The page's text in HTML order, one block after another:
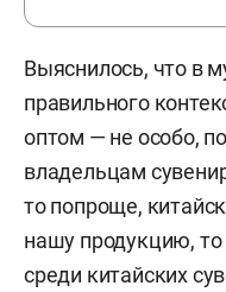
Выяснилось, что в
правильного
оптом — не особо,
владельцам
то попроще,
нашу продукцию, то
среди китайских